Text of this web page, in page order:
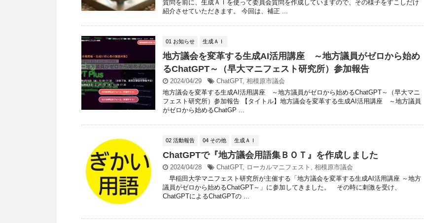
質問を前に、生成ＡＩを使って委員会質問を作成していますので、その様子をすこしだけ
紹介させていただきます。 今回は、補正 ...
01 お知らせ 生成ＡＩ
地方議会を変革する生成AI活用講座 ～地方議員がゼロから始め
るChatGPT～（早大マニフェスト研究所）参加報告
2024/04/29 ChatGPT, 相模原市議会
地方議会を変革する生成AI活用講座 ～地方議員がゼロから始めるChatGPT～（早大マニ
フェスト研究所）参加報告 【タイトル】地方議会を変革する生成AI活用講座 ～地方議員
がゼロから始めるChatGP ...
02 活動報告 04 その他 生成ＡＩ
ChatGPTで『地方議会用語集ＢＯＴ』を作成しました
2024/04/28 ChatGPT, ローカルマニフェスト , 相模原市議会
早稲田大学マニフェスト研究所が主催する「地方議会を変革する生成AI活用講座 ～地方
議員がゼロから始めるChatGPT～」に参加してきました。 その時に刺激を受け、
ChatGPTによるChatGPTの ...